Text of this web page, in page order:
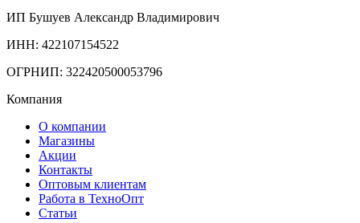
ИП Бушуев Александр Владимирович
ИНН: 422107154522
ОГРНИП: 322420500053796
Компания
О компании
Магазины
Акции
Контакты
Оптовым клиентам
Работа в ТехноОпт
Статьи